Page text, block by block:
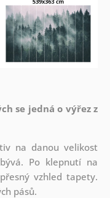
se jedná o výřez z
na danou velikost
Po klepnutí na
vzhled tapety.
pásů.